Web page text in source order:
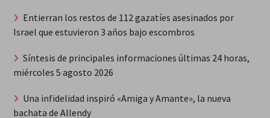
Entierran los restos de 112 gazatíes asesinados por
Israel que estuvieron 3 años bajo escombros
Síntesis de principales informaciones últimas 24 horas,
miércoles 5 agosto 2026
Una infidelidad inspiró «Amiga y Amante», la nueva
bachata de Allendy